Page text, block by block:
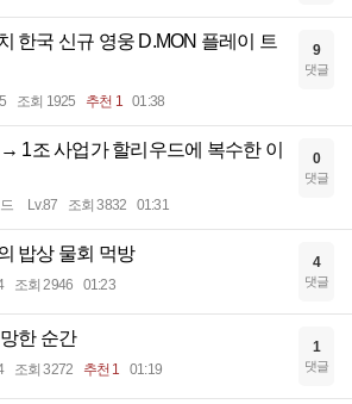
한국 신규 영웅 D.MON 플레이 트
조회 1925 추천 1 01:38
9
댓글
1조 사업가 할리우드에 복수한 이
Lv.87 조회 3832 01:31
0
댓글
밥상 물회 먹방
조회 2946 01:23
4
댓글
한 순간
조회 3272 추천 1 01:19
1
댓글